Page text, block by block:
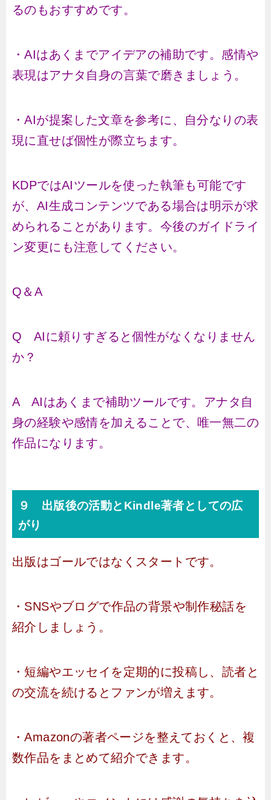
るのもおすすめです。
・AIはあくまでアイデアの補助です。感情や
表現はアナタ自身の言葉で磨きましょう。
・AIが提案した文章を参考に、自分なりの表
現に直せば個性が際立ちます。
KDPではAIツールを使った執筆も可能です
が、AI生成コンテンツである場合は明示が求
められることがあります。今後のガイドライ
ン変更にも注意してください。
Q＆A
Q AIに頼りすぎると個性がなくなりません
か？
A AIはあくまで補助ツールです。アナタ自
身の経験や感情を加えることで、唯一無二の
作品になります。
９ 出版後の活動とKindle著者としての広
がり
出版はゴールではなくスタートです。
・SNSやブログで作品の背景や制作秘話を
紹介しましょう。
・短編やエッセイを定期的に投稿し、読者と
の交流を続けるとファンが増えます。
・Amazonの著者ページを整えておくと、複
数作品をまとめて紹介できます。